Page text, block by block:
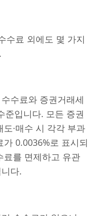
수료 외에도 몇 가지
수료와 증권거래세
준입니다. 모든 증권
·매수 시 각각 부과
0.0036%로 표시되
료를 면제하고 유관
다.